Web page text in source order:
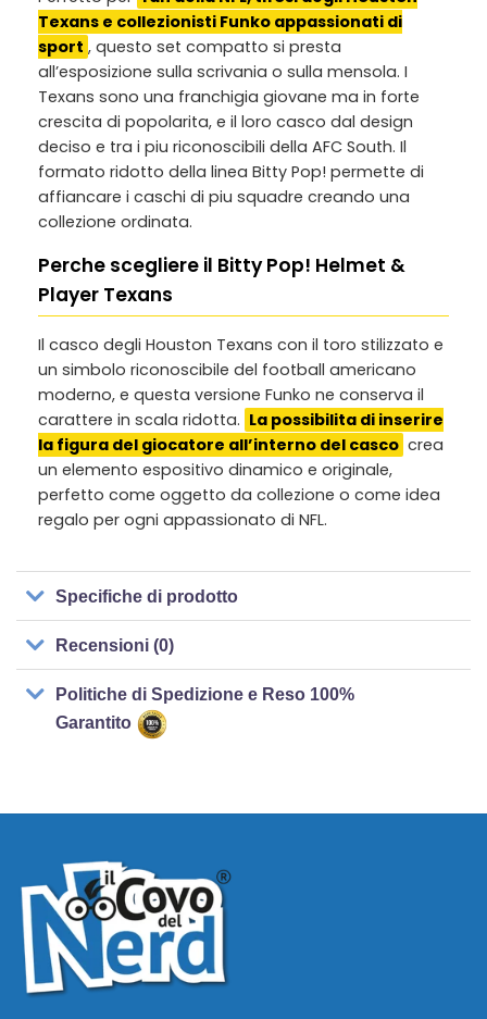
Texans e collezionisti Funko appassionati di
sport , questo set compatto si presta
all’esposizione sulla scrivania o sulla mensola. I
Texans sono una franchigia giovane ma in forte
crescita di popolarita, e il loro casco dal design
deciso e tra i piu riconoscibili della AFC South. Il
formato ridotto della linea Bitty Pop! permette di
affiancare i caschi di piu squadre creando una
collezione ordinata.
Perche scegliere il Bitty Pop! Helmet &
Player Texans
Il casco degli Houston Texans con il toro stilizzato e
un simbolo riconoscibile del football americano
moderno, e questa versione Funko ne conserva il
carattere in scala ridotta. La possibilita di inserire
la figura del giocatore all’interno del casco crea
un elemento espositivo dinamico e originale,
perfetto come oggetto da collezione o come idea
regalo per ogni appassionato di NFL.
Specifiche di prodotto
Recensioni (0)
Politiche di Spedizione e Reso 100%
Garantito